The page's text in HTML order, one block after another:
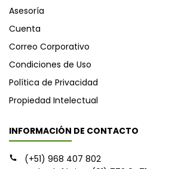
Asesoría
Cuenta
Correo Corporativo
Condiciones de Uso
Política de Privacidad
Propiedad Intelectual
INFORMACIÓN DE CONTACTO
(+51) 968 407 802